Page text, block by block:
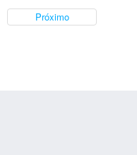
Próximo